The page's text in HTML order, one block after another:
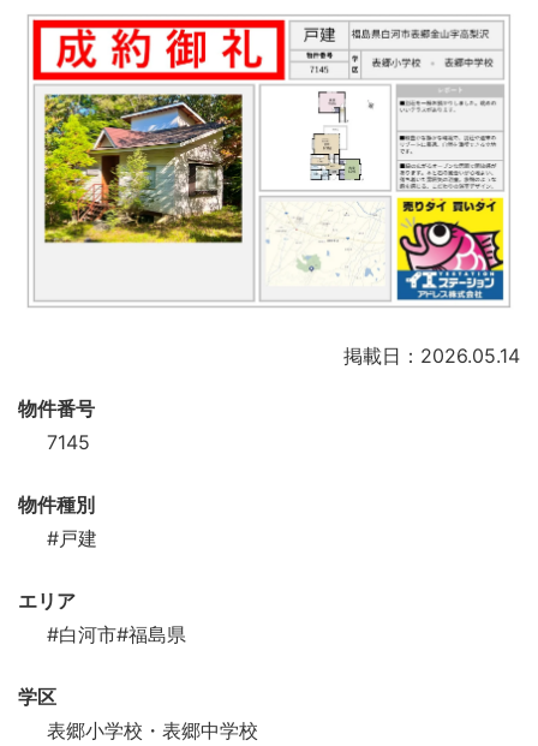
掲載日：2026.05.14
物件番号
7145
物件種別
#戸建
エリア
#白河市#福島県
学区
表郷小学校・表郷中学校